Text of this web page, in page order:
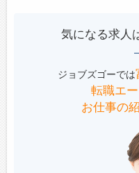
気になる求人
ジョブズゴーでは
転職エ
お仕事の